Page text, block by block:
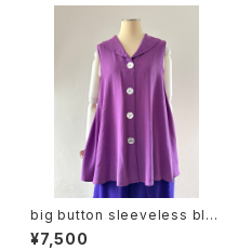
big button sleeveless blo
use
¥7,500